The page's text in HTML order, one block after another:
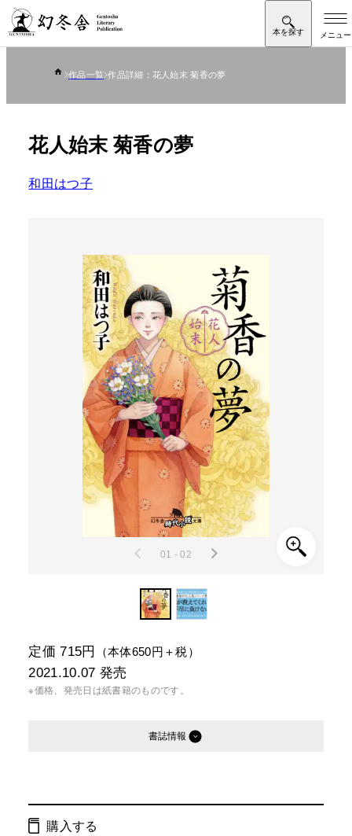
作品一覧 作品詳細：花人始末 菊香の夢
花人始末 菊香の夢
和田はつ子
01 - 02
定価 715円 （本体650円＋税）
2021.10.07 発売
※価格、発売日は紙書籍のものです。
書誌情報
購入する